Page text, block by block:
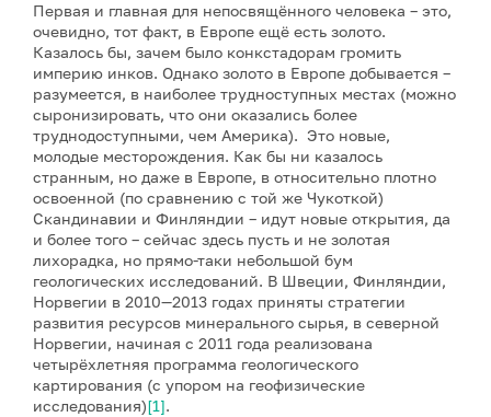
Первая и главная для непосвящённого человека – это,
очевидно, тот факт, в Европе ещё есть золото.
Казалось бы, зачем было конкстадорам громить
империю инков. Однако золото в Европе добывается –
разумеется, в наиболее трудноступных местах (можно
сыронизировать, что они оказались более
труднодоступными, чем Америка). Это новые,
молодые месторождения. Как бы ни казалось
странным, но даже в Европе, в относительно плотно
освоенной (по сравнению с той же Чукоткой)
Скандинавии и Финляндии – идут новые открытия, да
и более того – сейчас здесь пусть и не золотая
лихорадка, но прямо-таки небольшой бум
геологических исследований. В Швеции, Финляндии,
Норвегии в 2010—2013 годах приняты стратегии
развития ресурсов минерального сырья, в северной
Норвегии, начиная с 2011 года реализована
четырёхлетняя программа геологического
картирования (с упором на геофизические
исследования)[1].